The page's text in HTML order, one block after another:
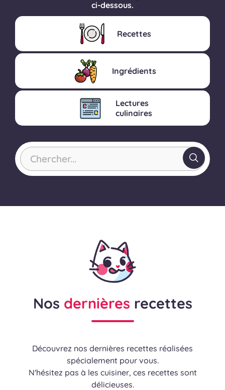
ci-dessous.
Recettes
Ingrédients
Lectures
culinaires
Chercher...
Nos dernières recettes
Découvrez nos dernières recettes réalisées
spécialement pour vous.
N'hésitez pas à les cuisiner, ces recettes sont
délicieuses.